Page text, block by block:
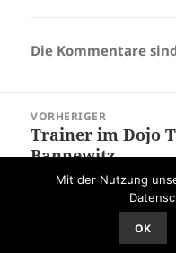
Die Kommentare
VORHERIGER
Vorheriger
Beitrag:
Trainer im Dojo
Bannewitz
Zielcheck 2018
Mit der Nutzung
OK